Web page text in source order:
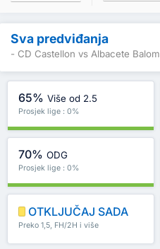
Sva predviđanja
- CD Castellon vs Albacete
65% Više od 2.5
Prosjek lige : 0%
70% ODG
Prosjek lige : 0%
OTKLJUČAJ SADA
Preko 1,5, FH/2H i više